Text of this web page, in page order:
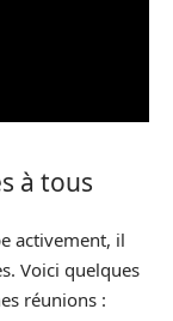
à tous
activement, il
Voici quelques
réunions :